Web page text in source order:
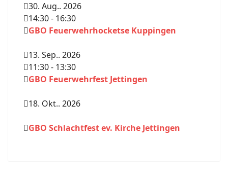
30. Aug.. 2026
14:30- 16:30
GBO Feuerwehrhocketse Kuppingen
13. Sep.. 2026
11:30- 13:30
GBO Feuerwehrfest Jettingen
18. Okt.. 2026
GBO Schlachtfest ev. Kirche Jettingen